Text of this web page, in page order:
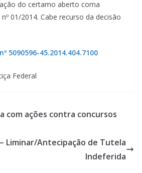
do certamo aberto coma
01/2014. Cabe recurso da decisão
5090596-45.2014.404.7100
Federal
com ações contra concursos
– Liminar/Antecipação de Tutela
Indeferida